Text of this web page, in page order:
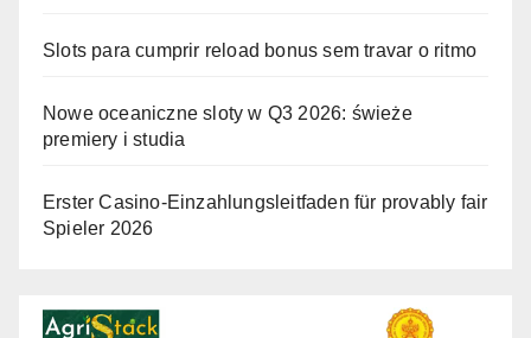
Slots para cumprir reload bonus sem travar o ritmo
Nowe oceaniczne sloty w Q3 2026: świeże
premiery i studia
Erster Casino-Einzahlungsleitfaden für provably fair
Spieler 2026